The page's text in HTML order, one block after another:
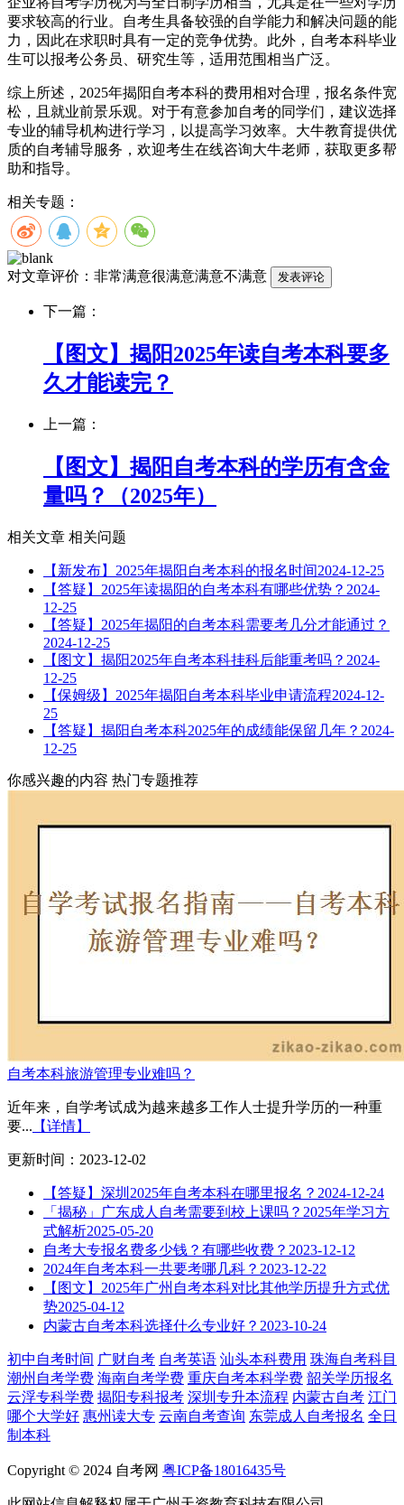
要求较高的行业。自考生具备较强的自学能力和解决问题的能
力，因此在求职时具有一定的竞争优势。此外，自考本科毕业
生可以报考公务员、研究生等，适用范围相当广泛。
综上所述，2025年揭阳自考本科的费用相对合理，报名条件宽
松，且就业前景乐观。对于有意参加自考的同学们，建议选择
专业的辅导机构进行学习，以提高学习效率。大牛教育提供优
质的自考辅导服务，欢迎考生在线咨询大牛老师，获取更多帮
助和指导。
相关专题：
对文章评价： 非常满意很满意满意不满意
下一篇：
【图文】揭阳2025年读自考本科要多
久才能读完？
上一篇：
【图文】揭阳自考本科的学历有含金
量吗？（2025年）
相关文章 相关问题
【新发布】2025年揭阳自考本科的报名时间2024-12-25
【答疑】2025年读揭阳的自考本科有哪些优势？ 2024-
12-25
【答疑】2025年揭阳的自考本科需要考几分才能通过？
2024-12-25
【图文】揭阳2025年自考本科挂科后能重考吗？ 2024-
12-25
【保姆级】2025年揭阳自考本科毕业申请流程2024-12-
25
【答疑】揭阳自考本科2025年的成绩能保留几年？ 2024-
12-25
你感兴趣的内容 热门专题推荐
自考本科旅游管理专业难吗？
近年来，自学考试成为越来越多工作人士提升学历的一种重
要... 【详情】
更新时间：2023-12-02
【答疑】深圳2025年自考本科在哪里报名？ 2024-12-24
「揭秘」广东成人自考需要到校上课吗？2025年学习方
式解析2025-05-20
自考大专报名费多少钱？有哪些收费？ 2023-12-12
2024年自考本科一共要考哪几科？ 2023-12-22
【图文】2025年广州自考本科对比其他学历提升方式优
势2025-04-12
内蒙古自考本科选择什么专业好？ 2023-10-24
初中自考时间 广财自考 自考英语 汕头本科费用 珠海自考科目
潮州自考学费 海南自考学费 重庆自考本科学费 韶关学历报名
云浮专科学费 揭阳专科报考 深圳专升本流程 内蒙古自考 江门
哪个大学好 惠州读大专 云南自考查询 东莞成人自考报名 全日
制本科
Copyright © 2024 自考网 粤ICP备18016435号